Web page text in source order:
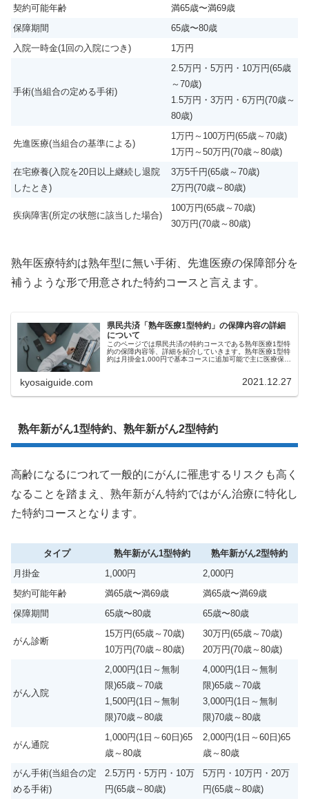
契約可能年齢
満65歳〜満69歳
保障期間
65歳〜80歳
入院一時金(1回の入院につき)
1万円
手術(当組合の定める手術)
2.5万円・5万円・10万円(65歳
～70歳)
1.5万円・3万円・6万円(70歳～
80歳)
先進医療(当組合の基準による)
1万円～100万円(65歳～70歳)
1万円～50万円(70歳～80歳)
在宅療養(入院を20日以上継続し退院
したとき)
3万5千円(65歳～70歳)
2万円(70歳～80歳)
疾病障害(所定の状態に該当した場合)
100万円(65歳～70歳)
30万円(70歳～80歳)
熟年医療特約は熟年型に無い手術、先進医療の保障部分を
補うような形で用意された特約コースと言えます。
県民共済「熟年医療1型特約」の保障内容の詳細
について
このページでは県民共済の特約コースである熟年医療1型特
約の保障内容等、詳細を紹介していきます。熟年医療1型特
約は月掛金1,000円で基本コースに追加可能で主に医療保障
kyosaiguide.com 2021.12.27
熟年新がん1型特約、熟年新がん2型特約
高齢になるにつれて一般的にがんに罹患するリスクも高く
なることを踏まえ、熟年新がん特約ではがん治療に特化し
た特約コースとなります。
タイプ 熟年新がん1型特約
熟年新がん2型特約
月掛金
1,000円
2,000円
契約可能年齢
満65歳〜満69歳
満65歳〜満69歳
保障期間
65歳〜80歳 65歳〜80歳
がん診断
15万円(65歳～70歳)
10万円(70歳～80歳)
30万円(65歳～70歳)
20万円(70歳～80歳)
がん入院
2,000円(1日～無制
限)65歳～70歳
1,500円(1日～無制
限)70歳～80歳
4,000円(1日～無制
限)65歳～70歳
3,000円(1日～無制
限)70歳～80歳
がん通院
1,000円(1日～60日)65
歳～80歳
2,000円(1日～60日)65
歳～80歳
がん手術(当組合の定
める手術)
2.5万円・5万円・10万
円(65歳～80歳)
5万円・10万円・20万
円(65歳～80歳)